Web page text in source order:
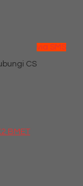
via SMS
CS
BMET